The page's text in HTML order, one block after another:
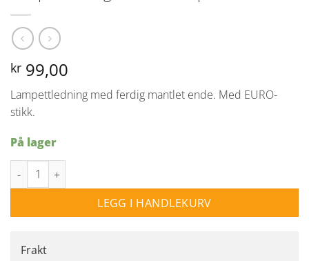
kr 99,00
Lampettledning med ferdig mantlet ende. Med EURO-
stikk.
På lager
Lampettledning med eurostøpsel 2m - Hvit antall
LEGG I HANDLEKURV
Frakt